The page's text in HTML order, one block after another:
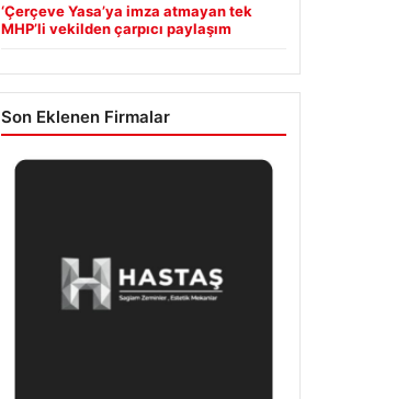
‘Çerçeve Yasa’ya imza atmayan tek
MHP’li vekilden çarpıcı paylaşım
Son Eklenen Firmalar